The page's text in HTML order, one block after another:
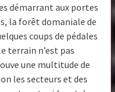
démarrant aux portes
la forêt domaniale de
coups de pédales
terrain n’est pas
une multitude de
les secteurs et des